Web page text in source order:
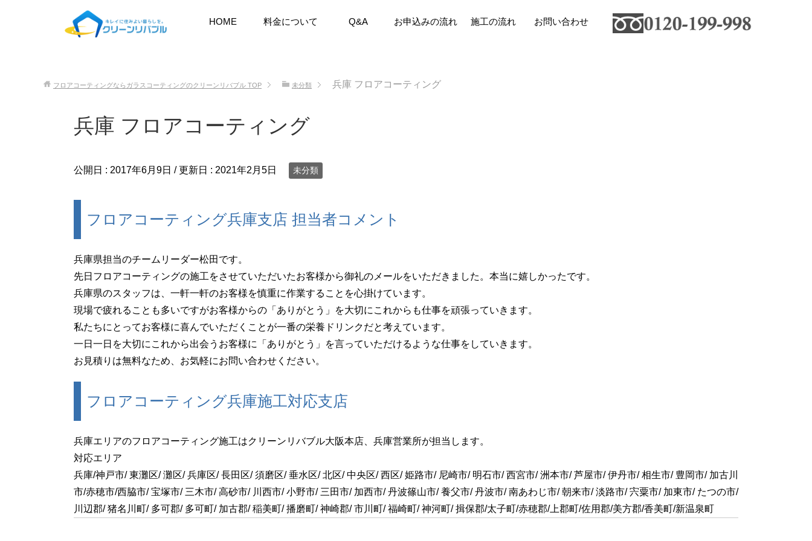
HOME 料金について Q&A お申込みの流れ 施工の流れ お問い合わせ
フロアコーティングならガラスコーティングのクリーンリバブル TOP 未分類 兵庫 フロアコーティング
兵庫 フロアコーティング
公開日 : 2017年6月9日 / 更新日 : 2021年2月5日 未分類
フロアコーティング兵庫支店 担当者コメント
兵庫県担当のチームリーダー松田です。
先日フロアコーティングの施工をさせていただいたお客様から御礼のメールをいただきました。本当に嬉しかったです。
兵庫県のスタッフは、一軒一軒のお客様を慎重に作業することを心掛けています。
現場で疲れることも多いですがお客様からの「ありがとう」を大切にこれからも仕事を頑張っていきます。
私たちにとってお客様に喜んでいただくことが一番の栄養ドリンクだと考えています。
一日一日を大切にこれから出会うお客様に「ありがとう」を言っていただけるような仕事をしていきます。
お見積りは無料なため、お気軽にお問い合わせください。
フロアコーティング兵庫施工対応支店
兵庫エリアのフロアコーティング施工はクリーンリバブル大阪本店、兵庫営業所が担当します。
対応エリア
兵庫/神戸市/ 東灘区/ 灘区/ 兵庫区/ 長田区/ 須磨区/ 垂水区/ 北区/ 中央区/ 西区/ 姫路市/ 尼崎市/ 明石市/ 西宮市/ 洲本市/ 芦屋市/ 伊丹市/ 相生市/ 豊岡市/ 加古川
市/赤穂市/西脇市/ 宝塚市/ 三木市/ 高砂市/ 川西市/ 小野市/ 三田市/ 加西市/ 丹波篠山市/ 養父市/ 丹波市/ 南あわじ市/ 朝来市/ 淡路市/ 宍粟市/ 加東市/ たつの市/
川辺郡/ 猪名川町/ 多可郡/ 多可町/ 加古郡/ 稲美町/ 播磨町/ 神崎郡/ 市川町/ 福崎町/ 神河町/ 揖保郡/太子町/赤穂郡/上郡町/佐用郡/美方郡/香美町/新温泉町